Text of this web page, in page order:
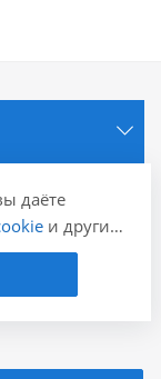
даёте
и других
адрес,
действиях